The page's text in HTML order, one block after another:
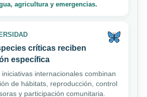
agricultura y emergencias.
críticas reciben
específica
iniciativas internacionales combinan
de hábitats, reproducción, control
y participación comunitaria.